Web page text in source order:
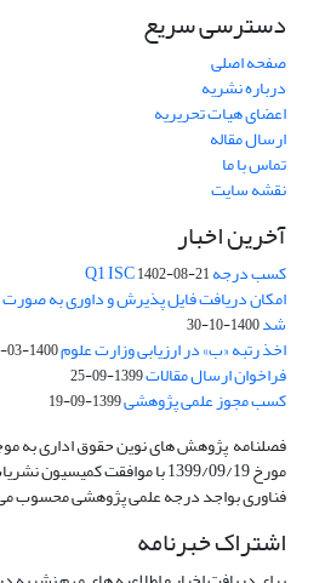
دسترسی سریع
صفحه اصلی
درباره نشریه
اعضای هیات تحریریه
ارسال مقاله
تماس با ما
نقشه سایت
آخرین اخبار
کسب درجه Q1 ISC1402-08-21
امکان دریافت فایل پذیرش و داوری به
شد1400-10-30
اخذ رتبه «ب» در ارزیابی وزارت علوم1400-03-30
فراخوان ارسال مقالات1399-09-25
کسب مجوز علمی پژوهشی1399-09-19
مورخ 1399/09/19 با موافقت
فناوری بواجد درجه علمی پژوهشی محسوب
اشتراک خبرنامه